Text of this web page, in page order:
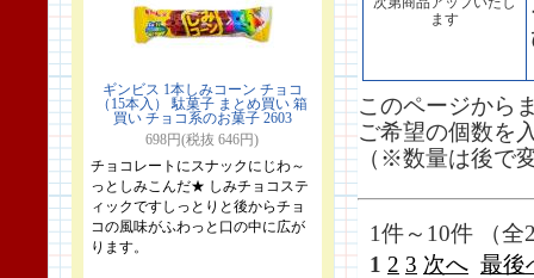
ギンビス 1本しみコーン チョコ
（15本入） 駄菓子 まとめ買い 箱
買い チョコ系のお菓子 2603
698円(税抜 646円)
チョコレートにスナックにじわ～
っとしみこんだ★ しみチョコステ
ィックですしっとりと後からチョ
コの風味がふわっと口の中に広が
ります。
ます
このページから
ご希望の個数を
（※数量は後で
1件～10件 （
1 2 3 次へ 最後